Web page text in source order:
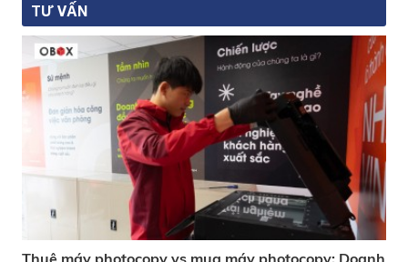
TƯ VẤN
Thuê máy photocopy vs mua máy photocopy: Doanh